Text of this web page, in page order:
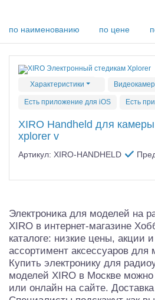
Квадрокоптеры
Судомодели
Аппаратура и электроника
Двигатели
Технические жидкости
Инструмент,измерительные
Оптовая продажа запчастей для
по наименованию по цене
Характеристики
Есть приложение для iOS Есть
XIRO Handheld для
xplorer v
Артикул: XIRO-HANDHELD
Электроника для моделей на
XIRO в интернет-магазине
каталоге: низкие цены, акции
ассортимент аксессуаров для
Купить электронику для
моделей XIRO в Москве
или онлайн на сайте.